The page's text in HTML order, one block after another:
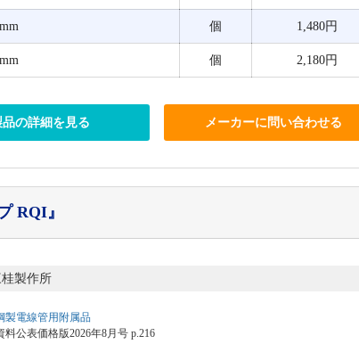
個 1,480円
個 2,180円
品の詳細を見る メーカーに問い合わせる
RQI』
製作所
製電線管用附属品
料公表価格版2026年8月号 p.216